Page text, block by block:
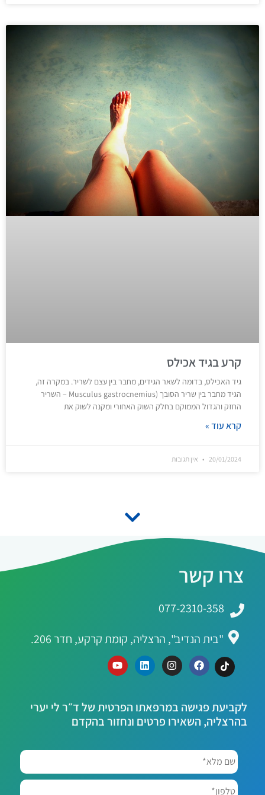
קרע בגיד אכילס
גיד האכילס, בדומה לשאר הגידים, מחבר בין עצם לשריר. במקרה זה,
הגיד מחבר בין שריר הסובך (Musculus gastrocnemius – השריר
החזק והגדול הממוקם בחלק השוק האחורי ומקנה לשוק את
קרא עוד »
20/01/2024 אין תגובות
צרו קשר
077-2310-358
"בית הנדיב", הרצליה, קומת קרקע, חדר 206.
לקביעת פגישה במרפאתו הפרטית של ד״ר לי יערי
בהרצליה, השאירו פרטים ונחזור בהקדם
שם
מלא* *
טלפון*